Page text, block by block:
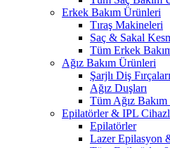
Erkek Bakım Ürünleri
Tıraş Makineleri
Saç & Sakal
Tüm Erkek
Ağız Bakım Ürünleri
Şarjlı Diş Fırçaları
Ağız Duşları
Tüm Ağız
Epilatörler & IPL
Epilatörler
Lazer Epilasyon